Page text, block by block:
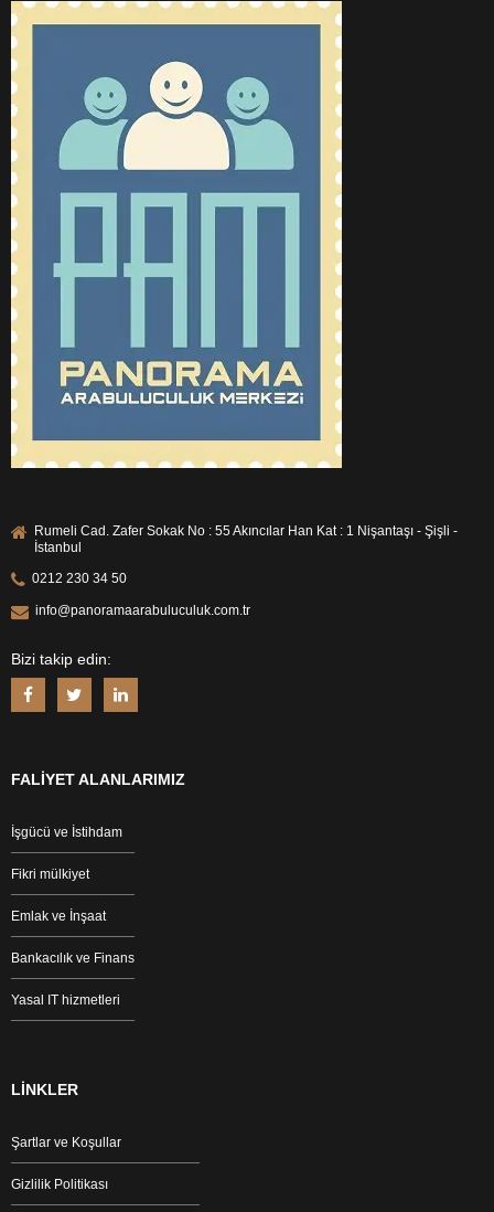
Rumeli Cad. Zafer Sokak No : 55 Akıncılar Han Kat : 1 Nişantaşı - Şişli -
İstanbul
0212 230 34 50
info@panoramaarabuluculuk.com.tr
Bizi takip edin:
FALİYET ALANLARIMIZ
İşgücü ve İstihdam
Fikri mülkiyet
Emlak ve İnşaat
Bankacılık ve Finans
Yasal IT hizmetleri
LİNKLER
Şartlar ve Koşullar
Gizlilik Politikası